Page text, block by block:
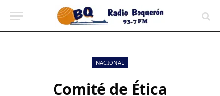
NACIONAL
Comité de Ética